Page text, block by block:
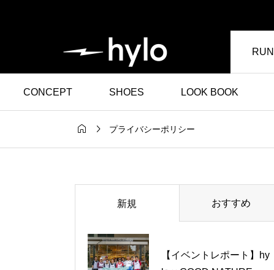
CONCEPT SHOES LOOK BOOK
イベント
TATION プロギング
  プライバシーポリシー
新規 おすすめ
【イベントレポート】hy